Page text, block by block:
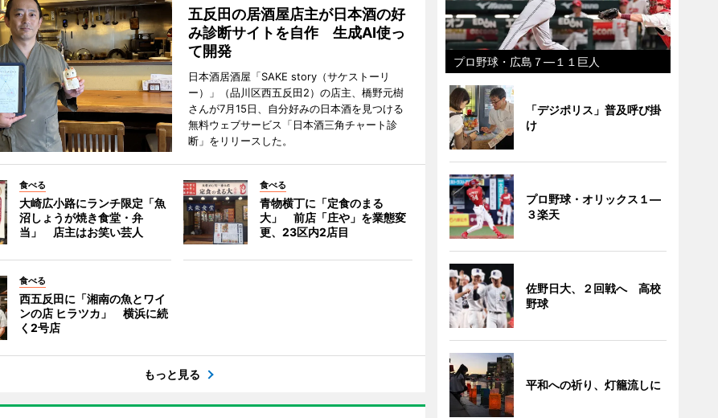
五反田の居酒屋店主が日本酒の好
み診断サイトを自作 生成AI使っ
て開発
日本酒居酒屋「SAKE story（サケストーリ
ー）」（品川区西五反田2）の店主、橋野元樹
さんが7月15日、自分好みの日本酒を見つける
無料ウェブサービス「日本酒三角チャート診
断」をリリースした。
食べる
大崎広小路にランチ限定「魚
沼しょうが焼き食堂・弁
当」 店主はお笑い芸人
食べる
青物横丁に「定食のまる
大」 前店「庄や」を業態変
更、23区内2店目
食べる
西五反田に「湘南の魚とワイ
ンの店 ヒラツカ」 横浜に続
く2号店
もっと見る
プロ野球・広島７―１１巨人
「デジポリス」普及呼び掛
け
プロ野球・オリックス１―
３楽天
佐野日大、２回戦へ 高校
野球
平和への祈り、灯籠流しに